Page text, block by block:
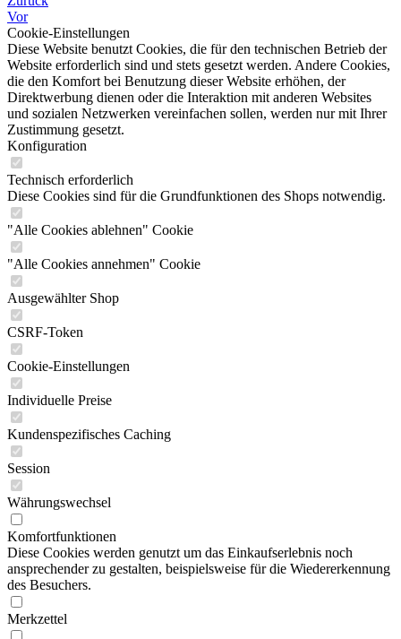
Vor
Cookie-Einstellungen
Diese Website benutzt Cookies, die für den technischen Betrieb der
Website erforderlich sind und stets gesetzt werden. Andere Cookies,
die den Komfort bei Benutzung dieser Website erhöhen, der
Direktwerbung dienen oder die Interaktion mit anderen Websites
und sozialen Netzwerken vereinfachen sollen, werden nur mit Ihrer
Zustimmung gesetzt.
Konfiguration
Technisch erforderlich
Diese Cookies sind für die Grundfunktionen des Shops notwendig.
"Alle Cookies ablehnen" Cookie
"Alle Cookies annehmen" Cookie
Ausgewählter Shop
CSRF-Token
Cookie-Einstellungen
Individuelle Preise
Kundenspezifisches Caching
Session
Währungswechsel
Komfortfunktionen
Diese Cookies werden genutzt um das Einkaufserlebnis noch
ansprechender zu gestalten, beispielsweise für die Wiedererkennung
des Besuchers.
Merkzettel